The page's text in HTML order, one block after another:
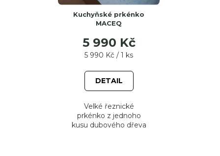
Kuchyňské prkénko
MACEQ
5 990 Kč
Měrná
5 990 Kč / 1 ks
DETAIL
Velké řeznické
prkénko z jednoho
kusu dubového dřeva